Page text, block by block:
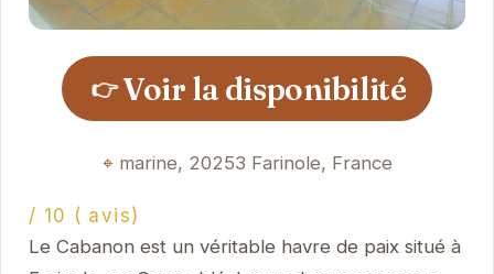
👉 Voir la disponibilité
marine, 20253 Farinole, France
/ 10 ( avis)
Le Cabanon est un véritable havre de paix situé à